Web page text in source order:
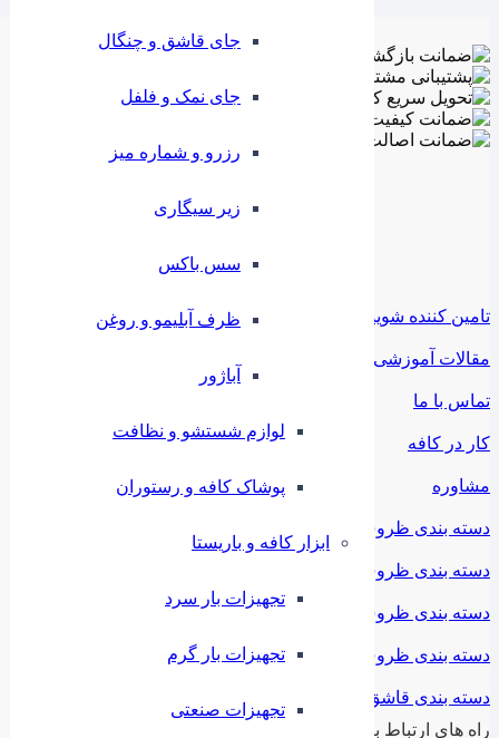
جای قاشق و چنگال
جای نمک و فلفل
رزرو و شماره میز
زیر سیگاری
سس باکس
ظرف آبلیمو و روغن
آباژور
لوازم شستشو و نظافت
پوشاک کافه و رستوران
ابزار کافه و باریستا
تجهیزات بار سرد
تجهیزات بار گرم
تجهیزات صنعتی
تامین کننده شوید
مقالات آموزشی
تماس با ما
کار در کافه
مشاوره
دسته بندی ظروف ملامین
دسته بندی ظروف استیل
دسته بندی ظروف فلزی
دسته بندی ظروف چینی
دسته بندی قاشق و چنگال
راه های ارتباط با ما